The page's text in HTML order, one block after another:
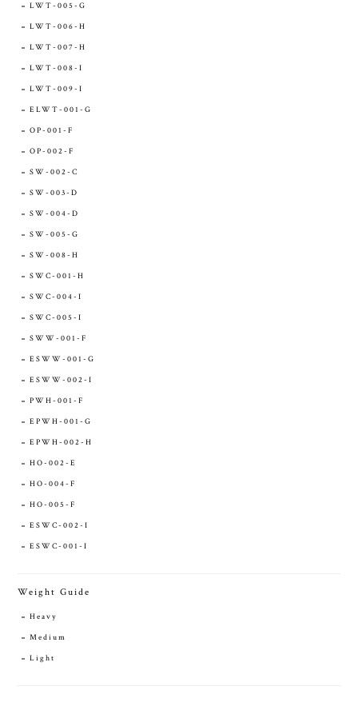
LWT-005-G
LWT-006-H
LWT-007-H
LWT-008-I
LWT-009-I
ELWT-001-G
OP-001-F
OP-002-F
SW-002-C
SW-003-D
SW-004-D
SW-005-G
SW-008-H
SWC-001-H
SWC-004-I
SWC-005-I
SWW-001-F
ESWW-001-G
ESWW-002-I
PWH-001-F
EPWH-001-G
EPWH-002-H
HO-002-E
HO-004-F
HO-005-F
ESWC-002-I
ESWC-001-I
Weight Guide
Heavy
Medium
Light